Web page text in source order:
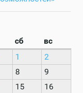
сб
вс
1
2
8
9
15
16